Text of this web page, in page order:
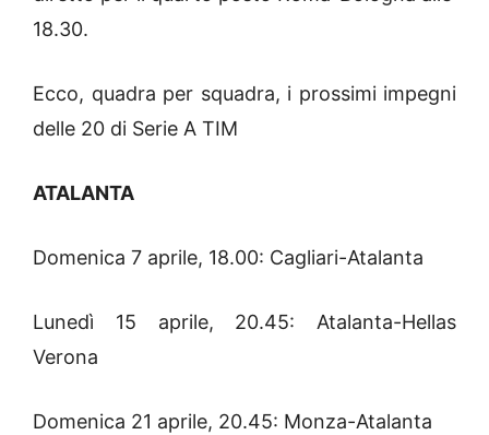
18.30.
Ecco, quadra per squadra, i prossimi impegni
delle 20 di Serie A TIM
ATALANTA
Domenica 7 aprile, 18.00: Cagliari-Atalanta
Lunedì 15 aprile, 20.45: Atalanta-Hellas
Verona
Domenica 21 aprile, 20.45: Monza-Atalanta